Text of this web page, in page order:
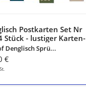
Postkarten Set Nr
Stück - lustiger Karten-
Adventskalender
machen
Denglisch Sprü...
€